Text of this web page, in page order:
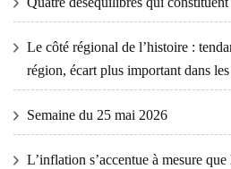
Le côté régional de l’histoire :
région, écart plus important dans les
Semaine du 25 mai 2026
L’inflation s’accentue à mesure